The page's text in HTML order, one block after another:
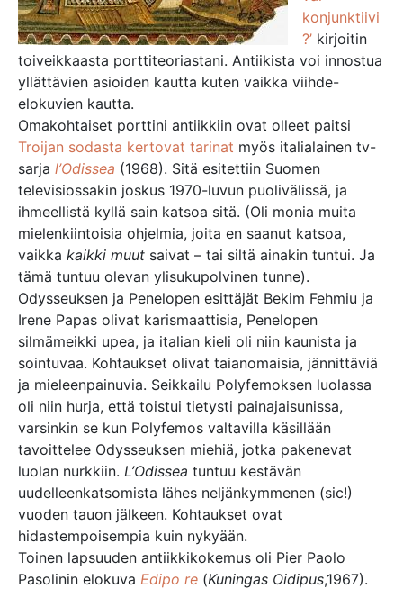
konjunktiivi
?’ kirjoitin
toiveikkaasta porttiteoriastani. Antiikista voi innostua
yllättävien asioiden kautta kuten vaikka viihde-
elokuvien kautta.
Omakohtaiset porttini antiikkiin ovat olleet paitsi
Troijan sodasta kertovat tarinat myös italialainen tv-
sarja l’Odissea (1968). Sitä esitettiin Suomen
televisiossakin joskus 1970-luvun puolivälissä, ja
ihmeellistä kyllä sain katsoa sitä. (Oli monia muita
mielenkiintoisia ohjelmia, joita en saanut katsoa,
vaikka kaikki muut saivat – tai siltä ainakin tuntui. Ja
tämä tuntuu olevan ylisukupolvinen tunne).
Odysseuksen ja Penelopen esittäjät Bekim Fehmiu ja
Irene Papas olivat karismaattisia, Penelopen
silmämeikki upea, ja italian kieli oli niin kaunista ja
sointuvaa. Kohtaukset olivat taianomaisia, jännittäviä
ja mieleenpainuvia. Seikkailu Polyfemoksen luolassa
oli niin hurja, että toistui tietysti painajaisunissa,
varsinkin se kun Polyfemos valtavilla käsillään
tavoittelee Odysseuksen miehiä, jotka pakenevat
luolan nurkkiin. L’Odissea tuntuu kestävän
uudelleenkatsomista lähes neljänkymmenen (sic!)
vuoden tauon jälkeen. Kohtaukset ovat
hidastempoisempia kuin nykyään.
Toinen lapsuuden antiikkikokemus oli Pier Paolo
Pasolinin elokuva Edipo re (Kuningas Oidipus,1967).